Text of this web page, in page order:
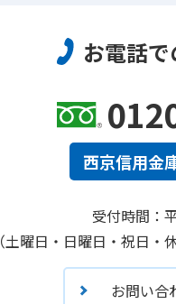
お電話
西京信用金
受付時間：
（土曜日・日曜日・祝日
お問い合